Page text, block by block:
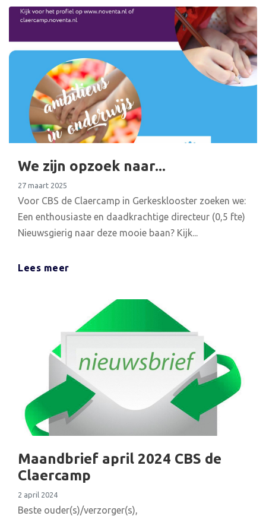
We zijn opzoek naar...
27 maart 2025
Voor CBS de Claercamp in Gerkesklooster zoeken we:
Een enthousiaste en daadkrachtige directeur (0,5 fte)
Nieuwsgierig naar deze mooie baan? Kijk...
Lees meer
Maandbrief april 2024 CBS de
Claercamp
2 april 2024
Beste ouder(s)/verzorger(s),